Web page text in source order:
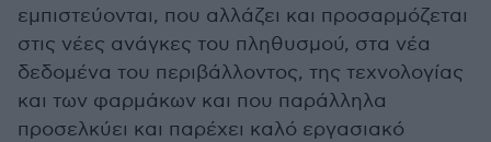
εμπιστεύονται, που αλλάζει και προσαρμόζεται
στις νέες ανάγκες του πληθυσμού, στα νέα
δεδομένα του περιβάλλοντος, της τεχνολογίας
και των φαρμάκων και που παράλληλα
προσελκύει και παρέχει καλό εργασιακό